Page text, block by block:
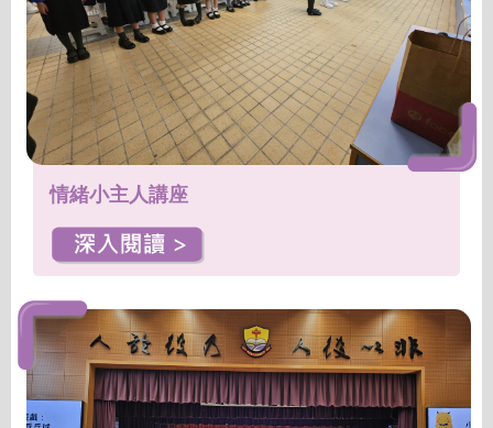
情緒小主人講座